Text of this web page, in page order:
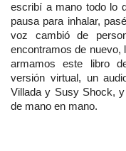
escribí a mano todo lo
pausa para inhalar,
voz cambió de
encontramos de
armamos este libro
versión virtual, un
Villada y Susy Shock,
de mano en mano.